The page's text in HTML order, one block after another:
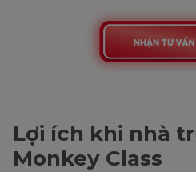
Lợi ích khi nhà
Monkey Class